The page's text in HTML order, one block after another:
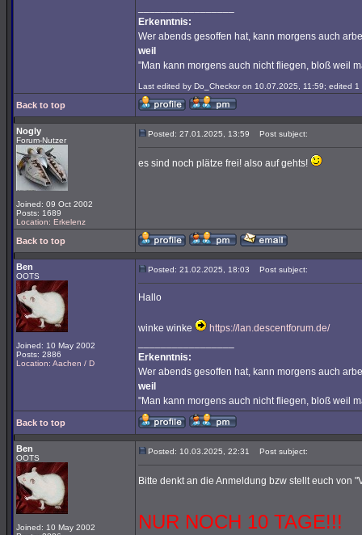
Erkenntnis:
Wer abends gesoffen hat, kann morgens auch
weil
"Man kann morgens auch nicht fliegen, bloß weil
Last edited by Do_Checkor on 10.07.2025, 11:59; edited 1
Back to top
Nogly
Forum-Nutzer
Joined: 09 Oct 2002
Posts: 1689
Location: Erkelenz
Posted: 27.01.2025, 13:59 Post subject:
es sind noch plätze frei! also auf gehts!
Back to top
Ben
OOTS
Joined: 10 May 2002
Posts: 2886
Location: Aachen / D
Posted: 21.02.2025, 18:03 Post subject:
Hallo
winke winke
https://lan.descentforum.de/
Erkenntnis:
Wer abends gesoffen hat, kann morgens auch
weil
"Man kann morgens auch nicht fliegen, bloß weil
Back to top
Ben
OOTS
Joined: 10 May 2002
Posted: 10.03.2025, 22:31 Post subject:
Bitte denkt an die Anmeldung bzw stellt euch von
NUR NOCH 10 TAGE!!!